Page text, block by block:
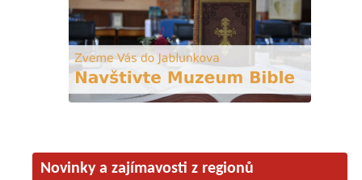
Novinky a zajímavosti z regionů